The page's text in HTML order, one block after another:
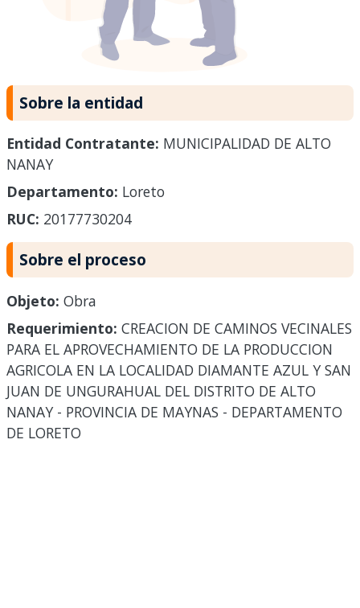
Sobre la entidad
Entidad Contratante: MUNICIPALIDAD DE ALTO
NANAY
Departamento: Loreto
RUC: 20177730204
Sobre el proceso
Objeto: Obra
Requerimiento: CREACION DE CAMINOS VECINALES
PARA EL APROVECHAMIENTO DE LA PRODUCCION
AGRICOLA EN LA LOCALIDAD DIAMANTE AZUL Y SAN
JUAN DE UNGURAHUAL DEL DISTRITO DE ALTO
NANAY - PROVINCIA DE MAYNAS - DEPARTAMENTO
DE LORETO